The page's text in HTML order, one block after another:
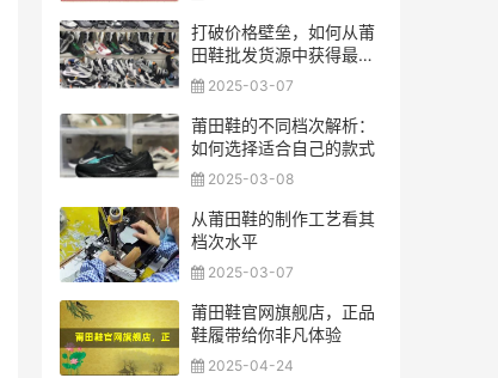
打破价格壁垒，如何从莆
田鞋批发货源中获得最大
利润2025-03-07
莆田鞋的不同档次解析：
如何选择适合自己的款式
2025-03-08
从莆田鞋的制作工艺看其
档次水平
2025-03-07
莆田鞋官网旗舰店，正品
鞋履带给你非凡体验
2025-04-24